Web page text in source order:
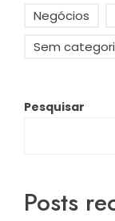
Negócios
Sem
Pesquisar
Posts